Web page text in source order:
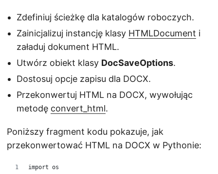
Zdefiniuj ścieżkę dla katalogów roboczych.
Zainicjalizuj instancję klasy HTMLDocument i
załaduj dokument HTML.
Utwórz obiekt klasy DocSaveOptions.
Dostosuj opcje zapisu dla DOCX.
Przekonwertuj HTML na DOCX, wywołując
metodę convert_html.
Poniższy fragment kodu pokazuje, jak
przekonwertować HTML na DOCX w Pythonie:
import os